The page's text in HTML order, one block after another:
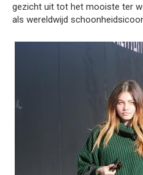
gezicht uit tot het mooiste ter
als wereldwijd